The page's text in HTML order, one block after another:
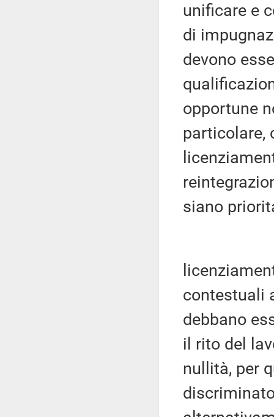
unificare e
di
devono
opportune
particolare,
siano
contestuali
debbano
il rito del
nullità, per